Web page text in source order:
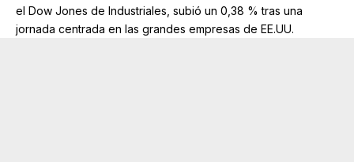
el Dow Jones de Industriales, subió un 0,38 % tras una
jornada centrada en las grandes empresas de EE.UU.